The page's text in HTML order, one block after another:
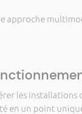
approche
les
en un point